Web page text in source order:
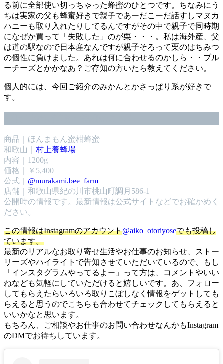
る前に全部使い切っちゃった蜂蜜のひとつです。ちなみにう
ちは実家の父も蜂蜜好きで親子であーだこーだ話すしマヌカ
ハニーも取り入れたりしてるんですがその中で親子で同時期
になぜか買って「失敗した」のが栗・・・。私は海外産、父
は道の駅なので日本産なんですが親子そろって栗のはちみつ
の個性に負けました。あれは何に合わせるのかしら・・ブル
ーチーズとかかなあ？ご存知の方いたら教えてください。
個人的には、今回ご紹介のみかんとかさっぱり系が好きで
す。
商品｜ほんまもん蜜柑蜂蜜
和歌山｜ 村上養蜂場
内容｜1200g
価格｜￥5,400
公式｜ @murakami.bee_farm
店舗｜和歌山県紀の川市桃山町調月586-1
公開時の情報です。最新情報は公式サイトなどでお確かめく
ださい。
この情報はInstagramのアカウント@aiko_otoriyoseでも投稿し
ています。
最新のリアルなお取り寄せ生活やお仕事のお知らせ、ストー
リーズやハイライトで告知させていただいているので、もし
「インスタグラムやってるよー」って方は、コメントやいい
ねなども気軽にしていただけると嬉しいです。あ、フォロー
してもらえたらいろいろ取りこぼしなく情報をゲットしても
らえると思うのでこちらも合わせてチェックしてもらえると
いいかなと思います。
もちろん、ご相談やお仕事のお問い合わせなんかもInstagram
のDMでお待ちしています。